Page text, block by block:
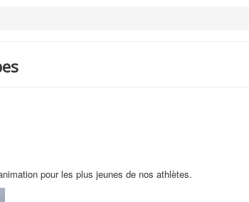
pour les plus jeunes de nos athlètes.